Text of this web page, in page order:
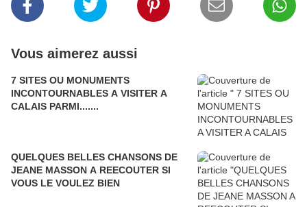
Vous aimerez aussi
7 SITES OU MONUMENTS
INCONTOURNABLES A VISITER A
CALAIS PARMI.......
QUELQUES BELLES CHANSONS DE
JEANE MASSON A REECOUTER SI
VOUS LE VOULEZ BIEN